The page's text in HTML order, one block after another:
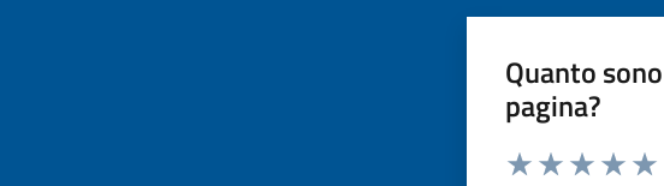
Quanto
pagina?
Valuta da 1 a 5 stelle la